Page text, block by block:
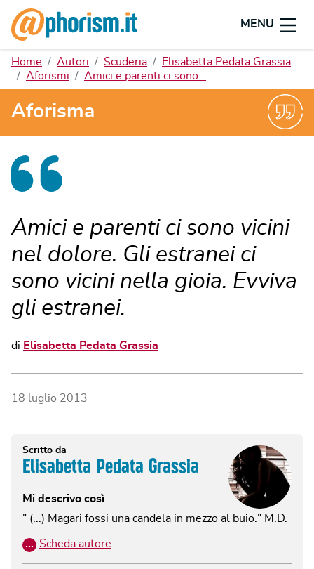
MENU
Home Autori Scuderia
Elisabetta Pedata Grassia
Aforismi
Amici e parenti ci sono…
Aforisma
Amici e parenti ci sono vicini
nel dolore. Gli estranei ci
sono vicini nella gioia. Evviva
gli estranei.
di Elisabetta Pedata Grassia
18 luglio 2013
Scritto da
Elisabetta Pedata Grassia
Mi descrivo così
" (...) Magari fossi una candela in mezzo al buio." M.D.
… Scheda autore